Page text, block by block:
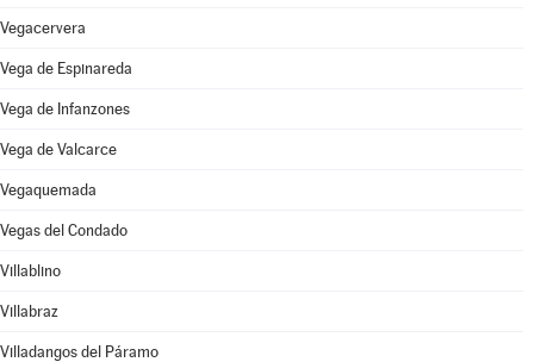
Vegacervera
Vega de Espinareda
Vega de Infanzones
Vega de Valcarce
Vegaquemada
Vegas del Condado
Villablino
Villabraz
Villadangos del Páramo